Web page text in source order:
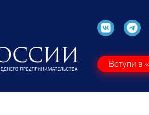
Вступи в